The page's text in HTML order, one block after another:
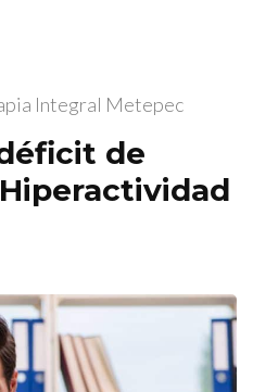
Integral Metepec
de